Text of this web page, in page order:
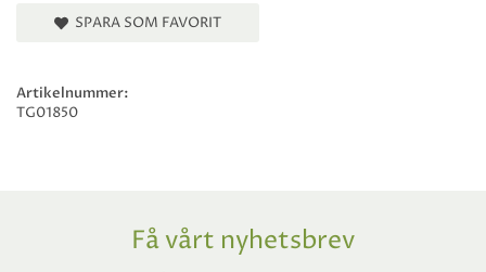
SPARA SOM FAVORIT
Artikelnummer:
TG01850
Få vårt nyhetsbrev